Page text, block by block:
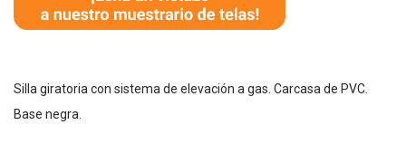
Silla giratoria con sistema de elevación a gas. Carcasa de PVC.
Base negra.